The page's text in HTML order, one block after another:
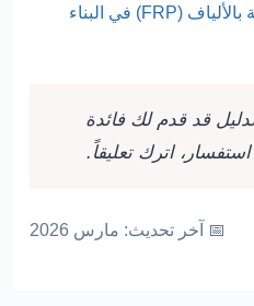
البوليمرات المسلحة بالألياف (FRP) في البناء
قد قدم لك فائدة
اترك تعليقاً.
📅 آخر تحديث: مارس 2026